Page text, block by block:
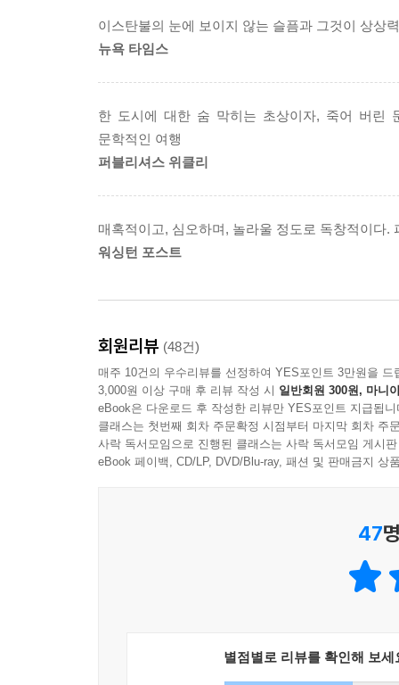
이스탄불의 눈에 보이지 않는 슬픔과 그것이 상상
뉴욕 타임스
한 도시에 대한 숨 막히는 초상이자, 죽어 버린
문학적인 여행
퍼블리셔스 위클리
매혹적이고, 심오하며, 놀라울 정도로 독창적이다
워싱턴 포스트
회원리뷰 (48건)
매주 10건의 우수리뷰를 선정하여 YES포인트 3만원을 드
3,000원 이상 구매 후 리뷰 작성 시 일반회원 300원, 마니
eBook은 다운로드 후 작성한 리뷰만 YES포인트 지급됩니
클래스는 첫번째 회차 주문확정 시점부터 마지막 회차 주
사락 독서모임으로 진행된 클래스는 사락 독서모임 게시
eBook 페이백, CD/LP, DVD/Blu-ray, 패션 및 판매금지 상
47
별점별로 리뷰를 확인해 보세